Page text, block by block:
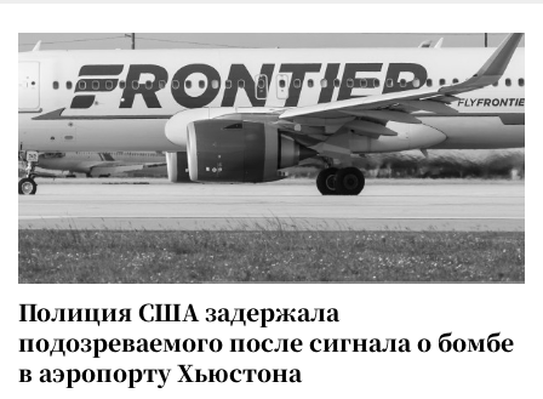
Полиция США задержала
подозреваемого после сигнала о бомбе
в аэропорту Хьюстона